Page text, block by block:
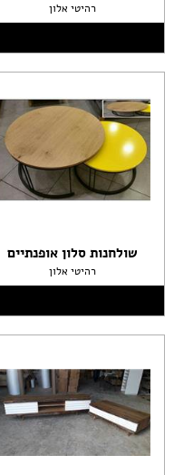
רהיטי אלון
שולחנות סלון אופנתיים
רהיטי אלון